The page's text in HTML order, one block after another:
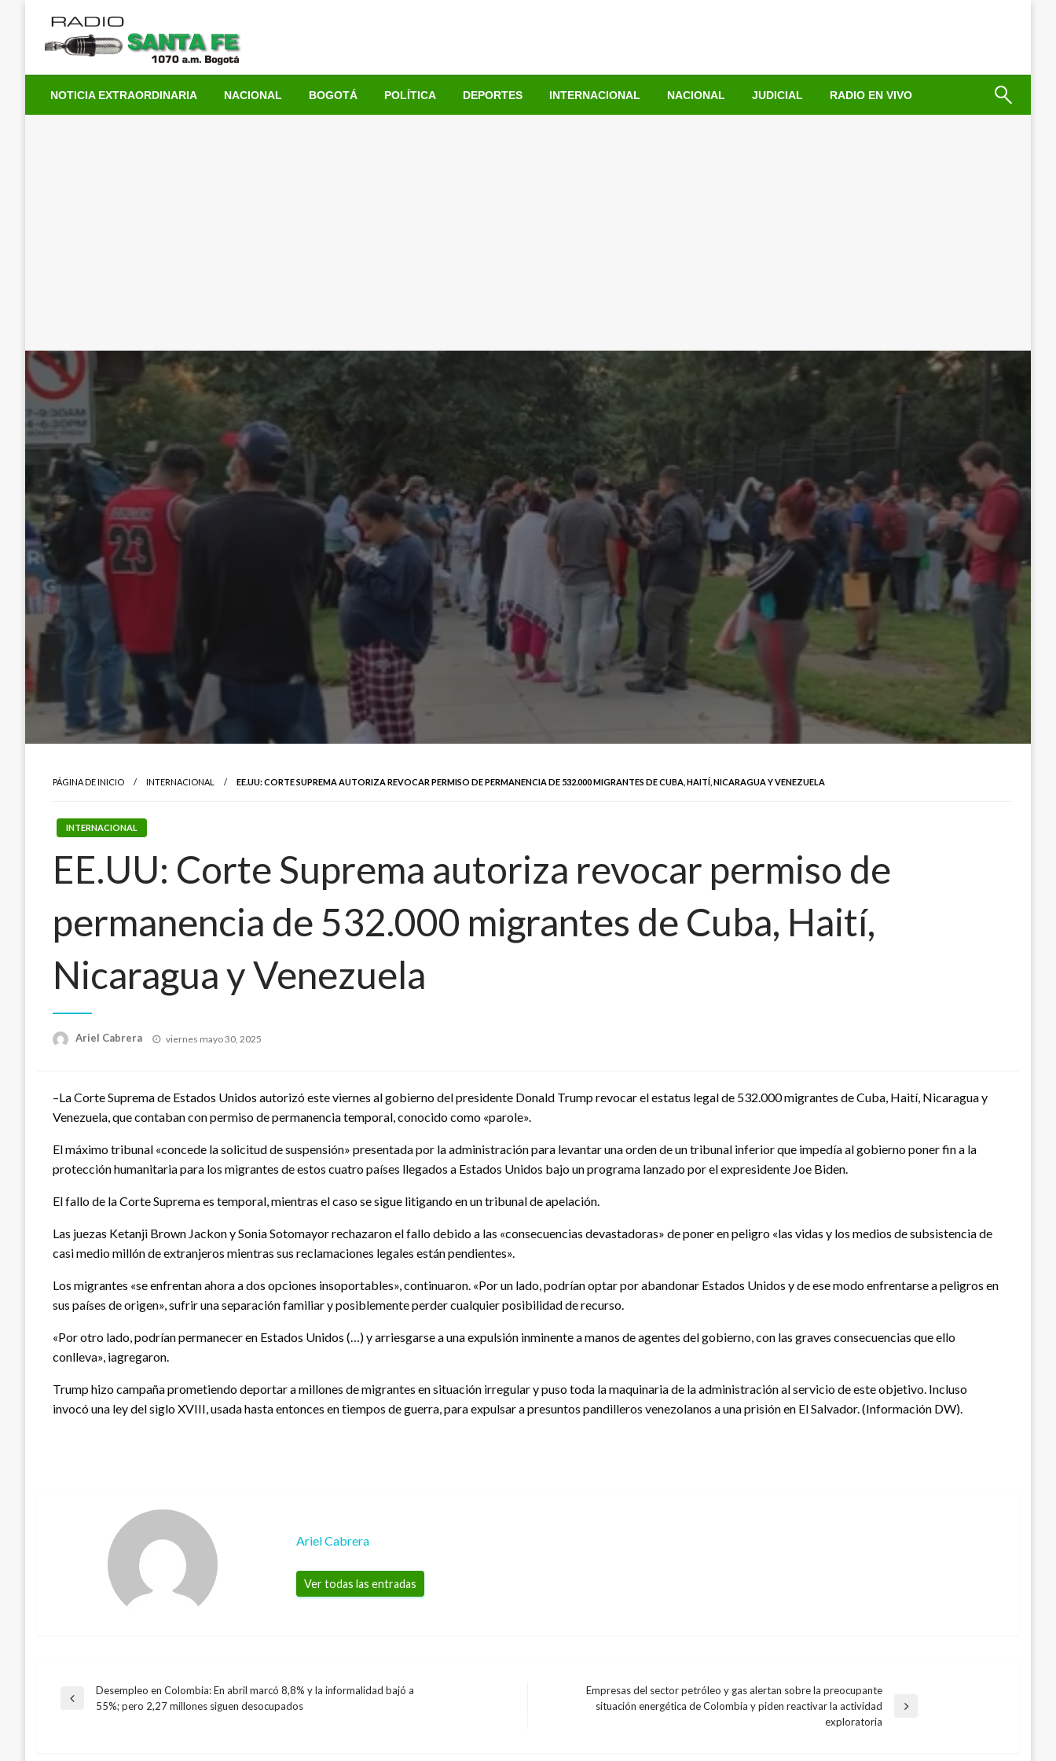
contenido
NOTICIA EXTRAORDINARIA NACIONAL BOGOTÁ POLÍTICA DEPORTES INTERNACIONAL NACIONAL JUDICIAL RADIO EN VIVO
PÁGINA DE INICIO INTERNACIONAL EE.UU: CORTE SUPREMA AUTORIZA REVOCAR PERMISO DE PERMANENCIA DE 532.000 MIGRANTES DE CUBA, HAITÍ, NICARAGUA Y VENEZUELA
INTERNACIONAL
EE.UU: Corte Suprema autoriza revocar permiso de
permanencia de 532.000 migrantes de Cuba, Haití,
Nicaragua y Venezuela
Ariel Cabrera
Publicado
viernes mayo 30, 2025
–La Corte Suprema de Estados Unidos autorizó este viernes al gobierno del presidente Donald Trump revocar el estatus legal de 532.000 migrantes de Cuba, Haití, Nicaragua y
Venezuela, que contaban con permiso de permanencia temporal, conocido como «parole».
El máximo tribunal «concede la solicitud de suspensión» presentada por la administración para levantar una orden de un tribunal inferior que impedía al gobierno poner fin a la
protección humanitaria para los migrantes de estos cuatro países llegados a Estados Unidos bajo un programa lanzado por el expresidente Joe Biden.
El fallo de la Corte Suprema es temporal, mientras el caso se sigue litigando en un tribunal de apelación.
Las juezas Ketanji Brown Jackon y Sonia Sotomayor rechazaron el fallo debido a las «consecuencias devastadoras» de poner en peligro «las vidas y los medios de subsistencia de
casi medio millón de extranjeros mientras sus reclamaciones legales están pendientes».
Los migrantes «se enfrentan ahora a dos opciones insoportables», continuaron. «Por un lado, podrían optar por abandonar Estados Unidos y de ese modo enfrentarse a peligros en
sus países de origen», sufrir una separación familiar y posiblemente perder cualquier posibilidad de recurso.
«Por otro lado, podrían permanecer en Estados Unidos (…) y arriesgarse a una expulsión inminente a manos de agentes del gobierno, con las graves consecuencias que ello
conlleva», iagregaron.
Trump hizo campaña prometiendo deportar a millones de migrantes en situación irregular y puso toda la maquinaria de la administración al servicio de este objetivo. Incluso
invocó una ley del siglo XVIII, usada hasta entonces en tiempos de guerra, para expulsar a presuntos pandilleros venezolanos a una prisión en El Salvador. (Información DW).
Ariel Cabrera
Ver todas las entradas
Navegación
Entrada
Desempleo en Colombia: En abril marcó 8,8% y la informalidad bajó a
55%; pero 2,27 millones siguen desocupados
Empresas del sector petróleo y gas alertan sobre la preocupante
situación energética de Colombia y piden reactivar la actividad
exploratoria